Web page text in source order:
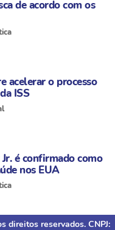
de acordo com os
acelerar o processo
ISS
é confirmado como
nos EUA
direitos reservados. CNPJ: